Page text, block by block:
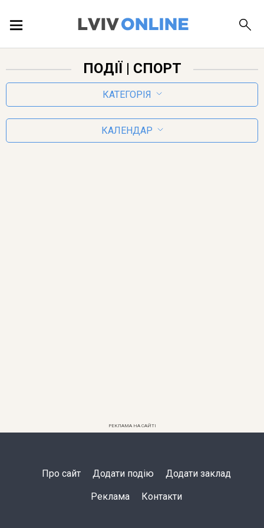
ЛОКАЦІЇ
ПОДІЇ | СПОРТ
КАТЕГОРІЯ
КАЛЕНДАР
РЕКЛАМА НА САЙТІ
Про сайт Додати подію Додати заклад
Реклама Контакти